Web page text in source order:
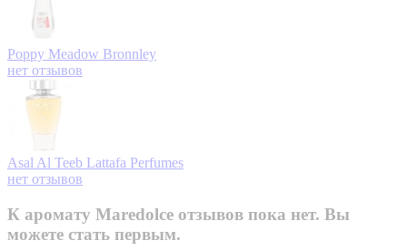
Poppy Meadow Bronnley
нет отзывов
Asal Al Teeb Lattafa Perfumes
нет отзывов
К аромату Maredolce отзывов пока нет. Вы
можете стать первым.